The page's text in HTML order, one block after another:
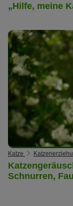
„Hilfe, meine
Katze
Schnurren,